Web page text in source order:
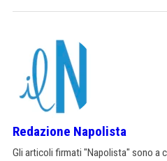
Redazione Napolista
Gli articoli firmati "Napolista" sono a